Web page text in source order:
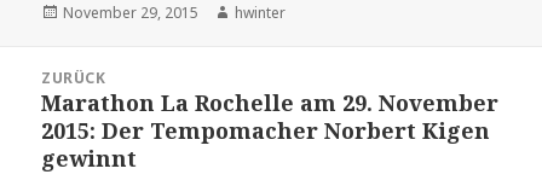
Veröffentlicht
November 29, 2015 Autor
hwinter
Navigation
ZURÜCK
Vorheriger
Beitrag:
Marathon La Rochelle am 29. November
2015: Der Tempomacher Norbert Kigen
gewinnt